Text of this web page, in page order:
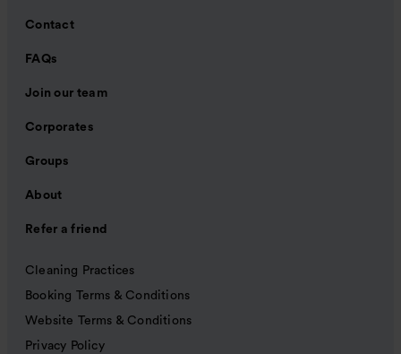
Contact
FAQs
Join our team
Corporates
Groups
About
Refer a friend
Cleaning Practices
Booking Terms & Conditions
Website Terms & Conditions
Privacy Policy